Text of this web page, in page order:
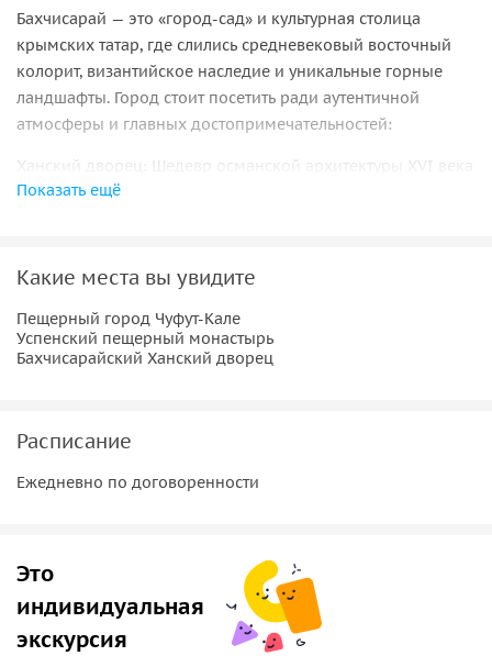
Бахчисарай — это «город-сад» и культурная столица
крымских татар, где слились средневековый восточный
колорит, византийское наследие и уникальные горные
ландшафты. Город стоит посетить ради аутентичной
атмосферы и главных достопримечательностей:
Ханский дворец: Шедевр османской архитектуры XVI века
с аутентичным гаремом, фонтанами (включая воспетый
Пещерный город Чуфут-Кале: Средневековый город-
караимские усадьбы и вырубленные в камне помещения.
Свято-Успенский монастырь: Древняя православная
кухней — здесь стоит попробовать настоящий
по-восточному.
В программе экскурсии предлагаем:
• Пещерный город Чуфут-Кале
• Успенский пещерный монастырь;
• Свободное время на отдых в восточном кафе;
Показать ещё
Какие места вы увидите
Пещерный город Чуфут-Кале
Успенский пещерный монастырь
Бахчисарайский Ханский дворец
Расписание
Ежедневно по договоренности
Это
индивидуальная
экскурсия